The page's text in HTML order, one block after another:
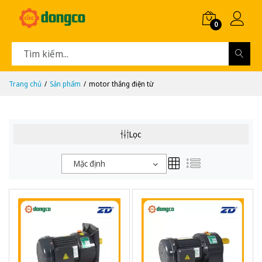
0
Trang chủ Sản phẩm motor thắng điện từ
Lọc
Mặc định